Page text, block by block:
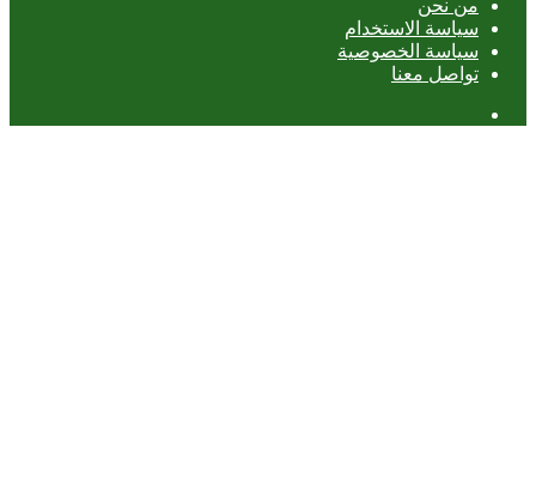
من نحن
سياسة الاستخدام
سياسة الخصوصية
تواصل معنا